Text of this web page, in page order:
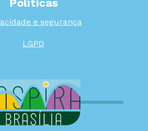
Políticas
e segurança
LGPD